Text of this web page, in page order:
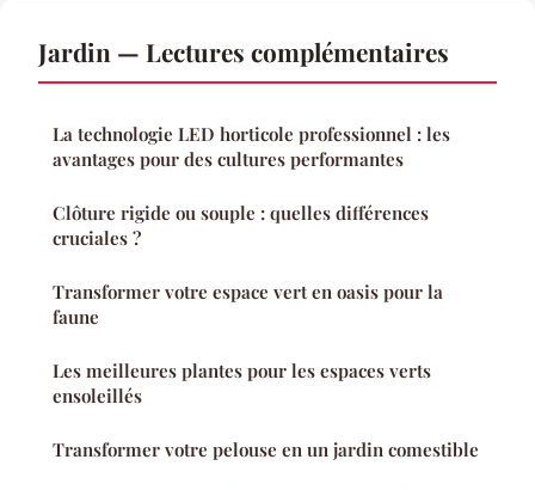
Jardin — Lectures complémentaires
La technologie LED horticole professionnel : les
avantages pour des cultures performantes
Clôture rigide ou souple : quelles différences
cruciales ?
Transformer votre espace vert en oasis pour la
faune
Les meilleures plantes pour les espaces verts
ensoleillés
Transformer votre pelouse en un jardin comestible